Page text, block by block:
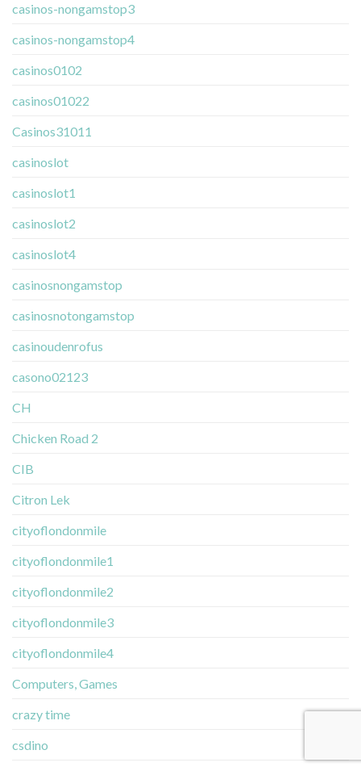
casinos-nongamstop3
casinos-nongamstop4
casinos0102
casinos01022
Casinos31011
casinoslot
casinoslot1
casinoslot2
casinoslot4
casinosnongamstop
casinosnotongamstop
casinoudenrofus
casono02123
CH
Chicken Road 2
CIB
Citron Lek
cityoflondonmile
cityoflondonmile1
cityoflondonmile2
cityoflondonmile3
cityoflondonmile4
Computers, Games
crazy time
csdino